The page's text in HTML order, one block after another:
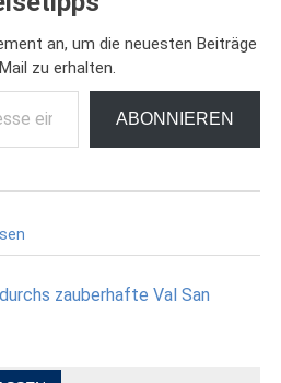
an, um die neuesten Beiträge
zu erhalten.
ABONNIEREN
zauberhafte Val San